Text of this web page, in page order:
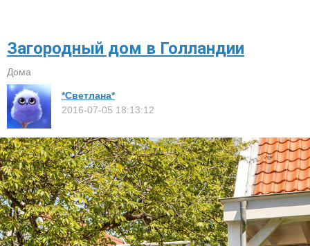
Загородный дом в Голландии
Дома
*Светлана*
2016-07-05 18:13:12